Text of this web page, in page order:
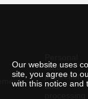
Our website uses
site, you agree to
with this notice and
data
protection
and